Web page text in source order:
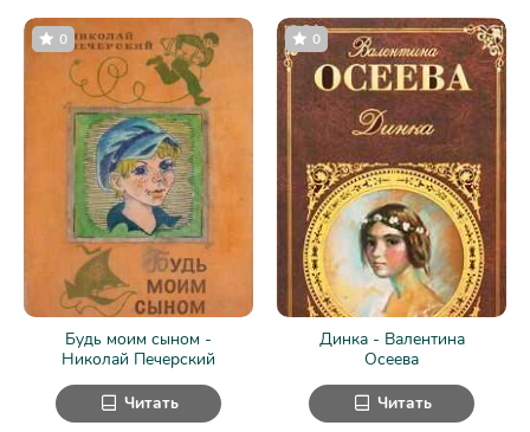
Будь моим сыном -
Николай Печерский
0
Читать
Динка - Валентина
Осеева
0
Читать